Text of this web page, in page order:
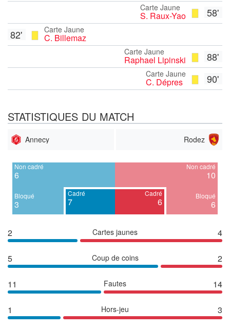
58'
Carte Jaune
S. Raux-Yao
Carte Jaune
C. Billemaz
82'
88'
Carte Jaune
Raphael Lipinski
90'
Carte Jaune
C. Dépres
STATISTIQUES DU MATCH
Annecy Rodez
Non cadré
6
Bloqué
3
Cadré
7
Cadré
6
Non cadré
10
Bloqué
6
2 Cartes jaunes 4
5 Coup de coins 2
11 Fautes 14
1 Hors-jeu 3